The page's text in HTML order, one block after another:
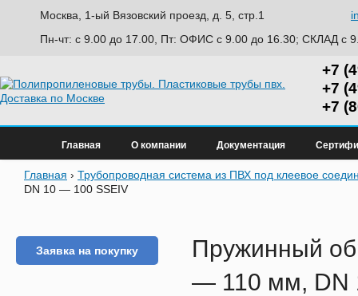
Москва, 1-ый Вязовский проезд, д. 5, стр.1
Пн-чт: с 9.00 до 17.00, Пт: ОФИС с 9.00 до 16.30; СКЛАД с
+7
+7
+7
Главная О компании Документация
Главная › Трубопроводная система из ПВХ под клеевое
DN 10 — 100 SSEIV
Пружинный
— 110 мм, DN
Заявка на покупку